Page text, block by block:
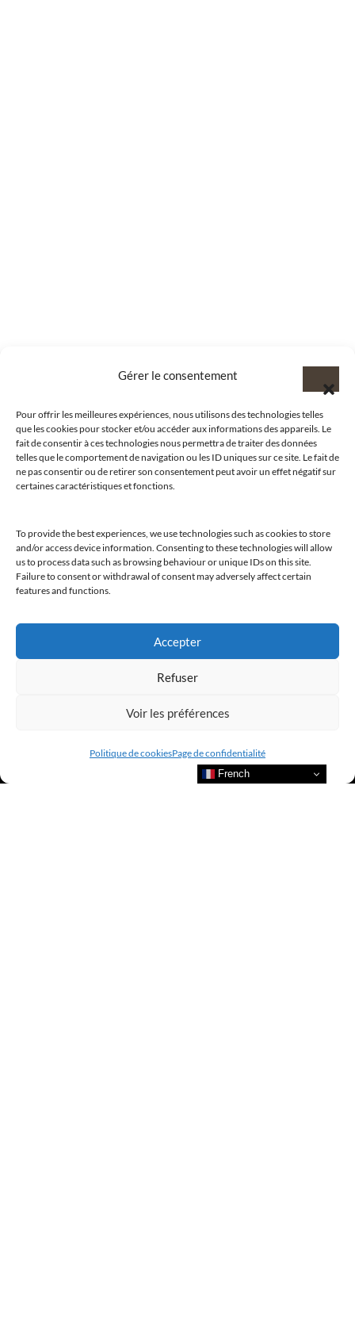
Gérer le consentement
Pour offrir les meilleures expériences, nous utilisons des technologies telles
que les cookies pour stocker et/ou accéder aux informations des appareils. Le
fait de consentir à ces technologies nous permettra de traiter des données
telles que le comportement de navigation ou les ID uniques sur ce site. Le fait de
ne pas consentir ou de retirer son consentement peut avoir un effet négatif sur
certaines caractéristiques et fonctions.
To provide the best experiences, we use technologies such as cookies to store
and/or access device information. Consenting to these technologies will allow
us to process data such as browsing behaviour or unique IDs on this site.
Failure to consent or withdrawal of consent may adversely affect certain
features and functions.
Accepter
Refuser
Voir les préférences
Politique de cookiesPage de confidentialité
@clubamilcar
French